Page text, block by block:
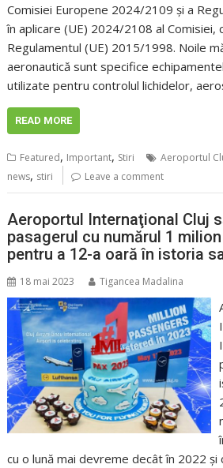
Comisiei Europene 2024/2109 și a
în aplicare (UE) 2024/2108 al Comisiei,
Regulamentul (UE) 2015/1998. Noile
aeronautică sunt specifice
utilizate pentru controlul lichidelor,
READ MORE
Featured, Important, Stiri Aeroportul
news, stiri Leave a comment
Aeroportul Internaţional Cluj
pasagerul cu numărul 1
pentru a 12-a oară în istoria
18 mai 2023 Tigancea Madalina
cu o lună mai devreme decât în 2022 şi